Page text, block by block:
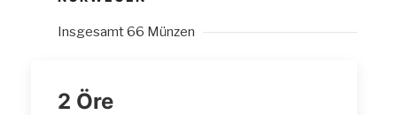
Insgesamt 66 Münzen
2 Öre